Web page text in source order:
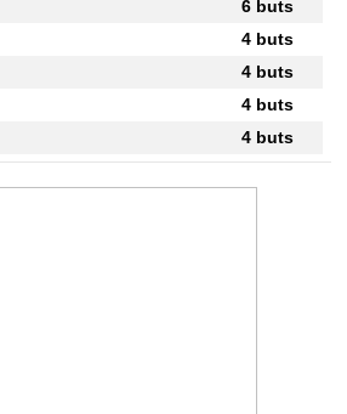
6 buts
4 buts
4 buts
4 buts
4 buts